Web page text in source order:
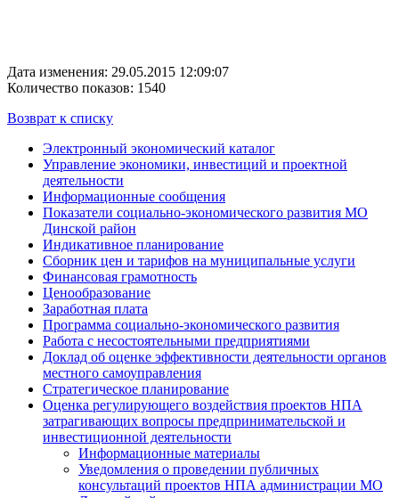
Дата изменения: 29.05.2015 12:09:07
Количество показов: 1540
Возврат к списку
Электронный экономический каталог
Управление экономики, инвестиций и проектной
деятельности
Информационные сообщения
Показатели социально-экономического развития МО
Динской район
Индикативное планирование
Сборник цен и тарифов на муниципальные услуги
Финансовая грамотность
Ценообразование
Заработная плата
Программа социально-экономического развития
Работа с несостоятельными предприятиями
Доклад об оценке эффективности деятельности органов
местного самоуправления
Стратегическое планирование
Оценка регулирующего воздействия проектов НПА
затрагивающих вопросы предпринимательской и
инвестиционной деятельности
Информационные материалы
Уведомления о проведении публичных
консультаций проектов НПА администрации МО